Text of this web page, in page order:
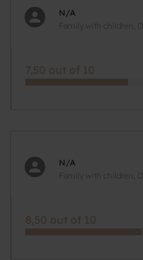
N/A
Family with children,
7,50 out of 10
N/A
Family with children,
8,50 out of 10